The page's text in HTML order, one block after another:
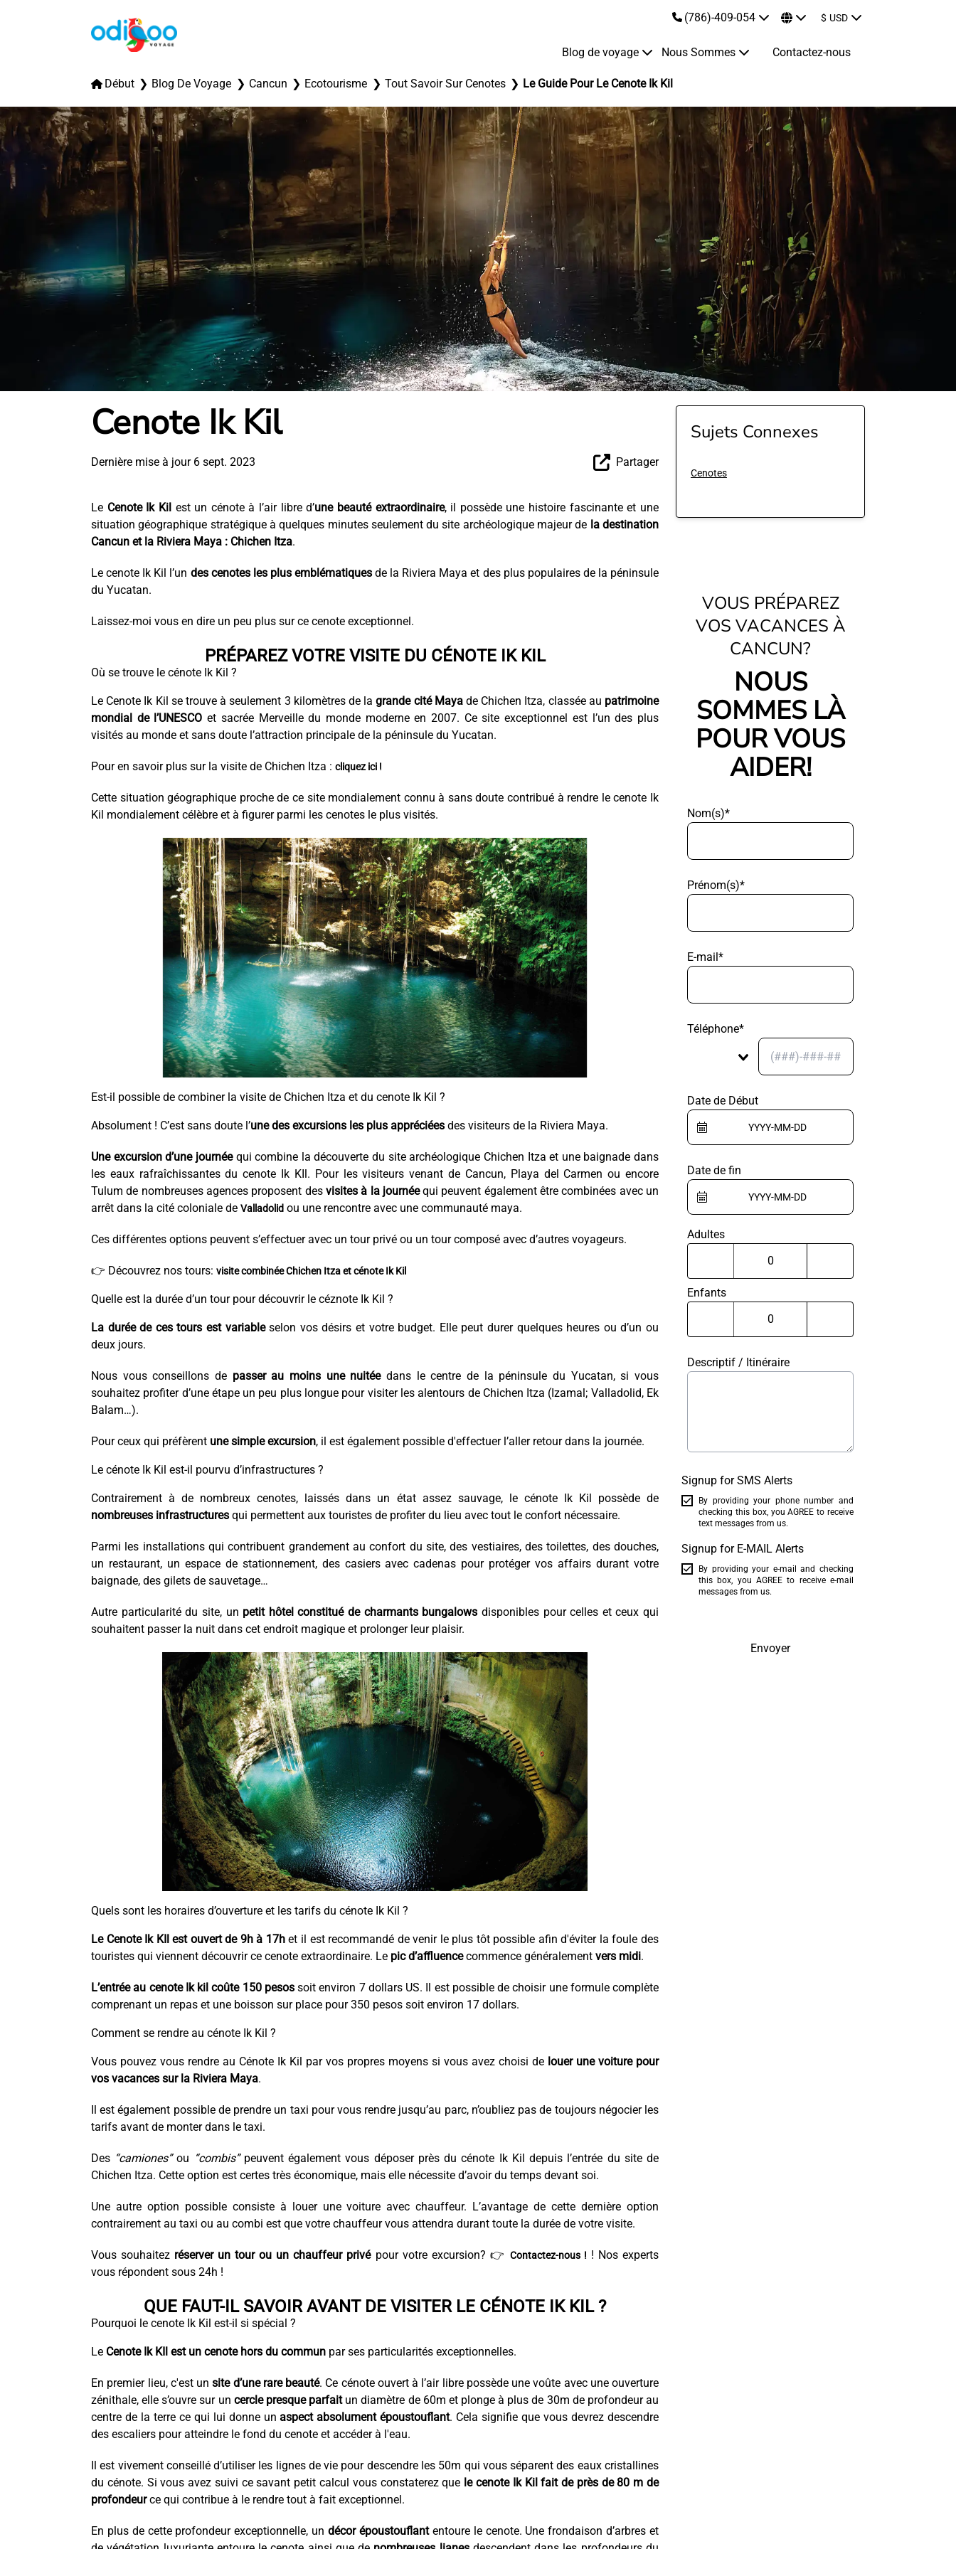
(786)-409-054 $ USD
Blog de voyage Nous Sommes Contactez-nous
Début Blog De Voyage Cancun Ecotourisme Tout Savoir Sur Cenotes Le Guide Pour Le Cenote Ik Kil
Cenote Ik Kil
Dernière mise à jour 6 sept. 2023 Partager
Le Cenote Ik Kilest un cénote à l’air libre d’une beauté extraordinaire, il possède une histoire fascinante et une
situation géographique stratégique à quelques minutes seulement du site archéologique majeur de la destination
Cancun et la Riviera Maya : Chichen Itza.
Le cenote Ik Kil l’un des cenotes les plus emblématiquesde la Riviera Maya et des plus populaires de la péninsule
du Yucatan.
Laissez-moi vous en dire un peu plus sur ce cenote exceptionnel.
PRÉPAREZ VOTRE VISITE DU CÉNOTE IK KIL
Où se trouve le cénote Ik Kil ?
Le Cenote Ik Kil se trouve à seulement 3 kilomètres de lagrande cité Mayade Chichen Itza, classée au patrimoine
mondial de l’UNESCO et sacrée Merveille du monde moderne en 2007. Ce site exceptionnel est l’un des plus
visités au monde et sans doute l’attraction principale de la péninsule du Yucatan.
Pour en savoir plus sur la visite de Chichen Itza : cliquez ici !
Cette situation géographique proche de ce site mondialement connu à sans doute contribué à rendre le cenote Ik
Kil mondialement célèbre et à figurer parmi les cenotes le plus visités.
Est-il possible de combiner la visite de Chichen Itza et du cenote Ik Kil ?
Absolument ! C’est sans doute l’une des excursions les plus appréciées des visiteurs de la Riviera Maya.
Une excursion d’une journéequi combine la découverte du site archéologique Chichen Itza et une baignade dans
les eaux rafraîchissantes du cenote Ik KIl. Pour les visiteurs venant de Cancun, Playa del Carmen ou encore
Tulum de nombreuses agences proposent des visites à la journéequi peuvent également être combinées avec un
arrêt dans la cité coloniale de Valladolid ou une rencontre avec une communauté maya.
Ces différentes options peuvent s’effectuer avec un tour privé ou un tour composé avec d’autres voyageurs.
👉 Découvrez nos tours: visite combinée Chichen Itza et cénote Ik Kil
Quelle est la durée d’un tour pour découvrir le céznote Ik Kil ?
La durée de ces tours est variableselon vos désirs et votre budget. Elle peut durer quelques heures ou d’un ou
deux jours.
Nous vous conseillons de passer au moins une nuitéedans le centre de la péninsule du Yucatan, si vous
souhaitez profiter d’une étape un peu plus longue pour visiter les alentours de Chichen Itza (Izamal; Valladolid, Ek
Balam…).
Pour ceux qui préfèrent une simple excursion, il est également possible d'effectuer l’aller retour dans la journée.
Le cénote Ik Kil est-il pourvu d’infrastructures ?
Contrairement à de nombreux cenotes, laissés dans un état assez sauvage, le cénote Ik Kil possède de
nombreuses infrastructures qui permettent aux touristes de profiter du lieu avec tout le confort nécessaire.
Parmi les installations qui contribuent grandement au confort du site, des vestiaires, des toilettes, des douches,
un restaurant, un espace de stationnement, des casiers avec cadenas pour protéger vos affairs durant votre
baignade, des gilets de sauvetage…
Autre particularité du site, un petit hôtel constitué de charmants bungalows disponibles pour celles et ceux qui
souhaitent passer la nuit dans cet endroit magique et prolonger leur plaisir.
Quels sont les horaires d’ouverture et les tarifs du cénote Ik Kil ?
Le Cenote Ik KIl est ouvert de 9h à 17het il est recommandé de venir le plus tôt possible afin d'éviter la foule des
touristes qui viennent découvrir ce cenote extraordinaire. Le pic d’affluencecommence généralement vers midi.
L’entrée au cenote Ik kil coûte 150 pesossoit environ 7 dollars US. Il est possible de choisir une formule complète
comprenant un repas et une boisson sur place pour 350 pesos soit environ 17 dollars.
Comment se rendre au cénote Ik Kil ?
Vous pouvez vous rendre au Cénote Ik Kil par vos propres moyens si vous avez choisi de louer une voiture pour
vos vacances sur la Riviera Maya.
Il est également possible de prendre un taxi pour vous rendre jusqu’au parc, n’oubliez pas de toujours négocier les
tarifs avant de monter dans le taxi.
Des “camiones”ou “combis”peuvent également vous déposer près du cénote Ik Kil depuis l’entrée du site de
Chichen Itza. Cette option est certes très économique, mais elle nécessite d’avoir du temps devant soi.
Une autre option possible consiste à louer une voiture avec chauffeur. L’avantage de cette dernière option
contrairement au taxi ou au combi est que votre chauffeur vous attendra durant toute la durée de votre visite.
Vous souhaitez réserver un tour ou un chauffeur privépour votre excursion? 👉 Contactez-nous ! ! Nos experts
vous répondent sous 24h !
QUE FAUT-IL SAVOIR AVANT DE VISITER LE CÉNOTE IK KIL ?
Pourquoi le cenote Ik Kil est-il si spécial ?
Le Cenote Ik KIl est un cenote hors du commun par ses particularités exceptionnelles.
En premier lieu, c'est unsite d’une rare beauté. Ce cénote ouvert à l’air libre possède une voûte avec une ouverture
zénithale, elle s’ouvre sur un cercle presque parfaitun diamètre de 60m et plonge à plus de 30m de profondeur au
centre de la terre ce qui lui donne unaspect absolument époustouflant. Cela signifie que vous devrez descendre
des escaliers pour atteindre le fond du cenote et accéder à l'eau.
Il est vivement conseillé d’utiliser les lignes de vie pour descendre les 50m qui vous séparent des eaux cristallines
du cénote. Si vous avez suivi ce savant petit calcul vous constaterez que le cenote Ik Kil fait de près de 80 m de
profondeurce qui contribue à le rendre tout à fait exceptionnel.
En plus de cette profondeur exceptionnelle, undécor époustouflantentoure le cenote. Une frondaison d’arbres et
Sujets Connexes
Cenotes
VOUS PRÉPAREZ
VOS VACANCES À
CANCUN?
NOUS
SOMMES LÀ
POUR VOUS
AIDER!
Nom(s)*
Prénom(s)*
E-mail*
Téléphone*
Date de Début
Date de fin
Adultes
Enfants
Descriptif / Itinéraire
Signup for SMS Alerts
By providing your phone number and
checking this box, you AGREE to receive
text messages from us.
Signup for E-MAIL Alerts
By providing your e-mail and checking
this box, you AGREE to receive e-mail
messages from us.
Envoyer